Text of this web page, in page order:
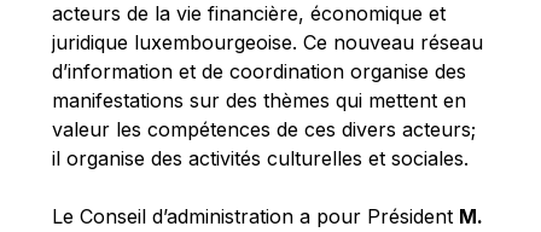
Mireille Delmas-Marty
Nobuo Tanaka
Otmar Issing
Paolo Mengozzi
Paschal Donohoe
Pat Cox
acteurs de la vie financière, économique et
juridique luxembourgeoise. Ce nouveau réseau
d’information et de coordination organise des
manifestations sur des thèmes qui mettent en
valeur les compétences de ces divers acteurs;
il organise des activités culturelles et sociales.
Le Conseil d’administration a pour Président M.